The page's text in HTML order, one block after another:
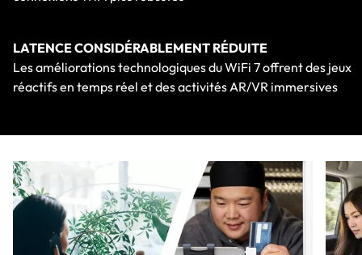
LATENCE CONSIDÉRABLEMENT RÉDUITE
Les améliorations technologiques du WiFi 7 offrent des jeux
réactifs en temps réel et des activités AR/VR immersives